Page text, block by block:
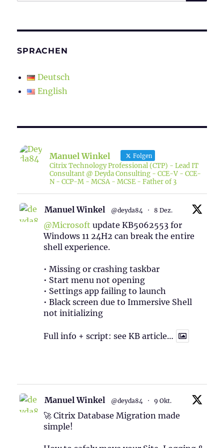
SPRACHEN
Deutsch
English
Manuel Winkel Folgen
Citrix Technology Professional (CTP) - Lead IT
Consultant @ Deyda Consulting - CCE-V - CCE-
N - CCP-M - MCSA - MCSE - Father of 3
Manuel Winkel @deyda84 · 8 Dez.
@Microsoft update KB5062553 for
Windows 11 24H2 can break the entire
shell experience.
• Missing or crashing taskbar
• Start menu not opening
• Settings app failing to launch
• Black screen due to Immersive Shell
not initializing
Full info + script: see KB article…
Manuel Winkel @deyda84 · 9 Okt.
🚀 Citrix Database Migration made
simple!